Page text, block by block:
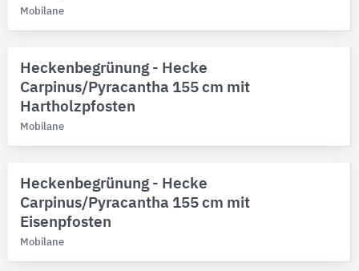
Mobilane
Heckenbegrünung - Hecke
Carpinus/Pyracantha 155 cm mit
Hartholzpfosten
Mobilane
Heckenbegrünung - Hecke
Carpinus/Pyracantha 155 cm mit
Eisenpfosten
Mobilane